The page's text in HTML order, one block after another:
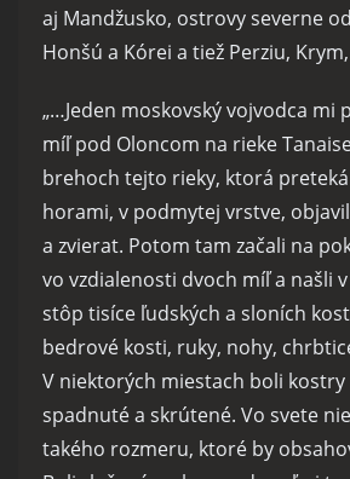
aj Mandžusko, ostrovy severne
Honšú a Kórei a tiež Perziu,
„…Jeden moskovský vojvodca mi
míľ pod Oloncom na rieke
brehoch tejto rieky, ktorá
horami, v podmytej vrstve,
a zvierat. Potom tam začali na
vo vzdialenosti dvoch míľ a našli
stôp tisíce ľudských a sloních
bedrové kosti, ruky, nohy,
V niektorých miestach boli
spadnuté a skrútené. Vo svete
takého rozmeru, ktoré by